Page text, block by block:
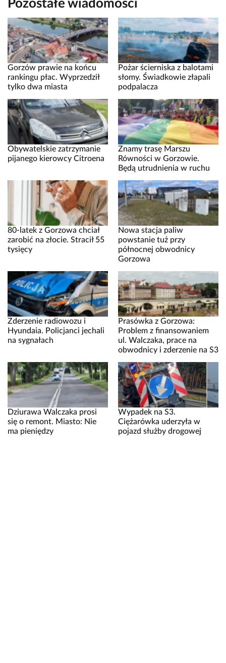
Pozostałe wiadomości
Gorzów prawie na końcu
rankingu płac. Wyprzedził
tylko dwa miasta
Pożar ścierniska z balotami
słomy. Świadkowie złapali
podpalacza
Obywatelskie zatrzymanie
pijanego kierowcy Citroena
Znamy trasę Marszu
Równości w Gorzowie.
Będą utrudnienia w ruchu
80-latek z Gorzowa chciał
zarobić na złocie. Stracił 55
tysięcy
Nowa stacja paliw
powstanie tuż przy
północnej obwodnicy
Gorzowa
Zderzenie radiowozu i
Hyundaia. Policjanci jechali
na sygnałach
Prasówka z Gorzowa:
Problem z finansowaniem
ul. Walczaka, prace na
obwodnicy i zderzenie na S3
Dziurawa Walczaka prosi
się o remont. Miasto: Nie
ma pieniędzy
Wypadek na S3.
Ciężarówka uderzyła w
pojazd służby drogowej